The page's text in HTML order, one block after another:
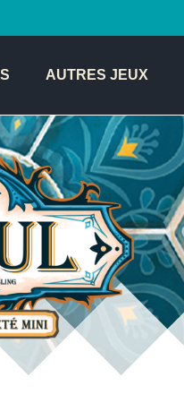
AUTRES JEUX